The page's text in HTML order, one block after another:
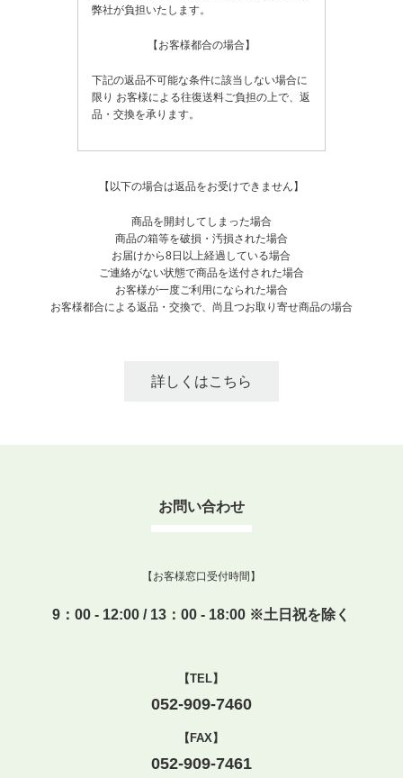
弊社が負担いたします。
【お客様都合の場合】
下記の返品不可能な条件に該当しない場合に
限り お客様による往復送料ご負担の上で、返
品・交換を承ります。
【以下の場合は返品をお受けできません】
商品を開封してしまった場合
商品の箱等を破損・汚損された場合
お届けから8日以上経過している場合
ご連絡がない状態で商品を送付された場合
お客様が一度ご利用になられた場合
お客様都合による返品・交換で、尚且つお取り寄せ商品の場合
詳しくはこちら
お問い合わせ
【お客様窓口受付時間】
9：00 - 12:00 / 13：00 - 18:00 ※土日祝を除く
【TEL】
052-909-7460
【FAX】
052-909-7461